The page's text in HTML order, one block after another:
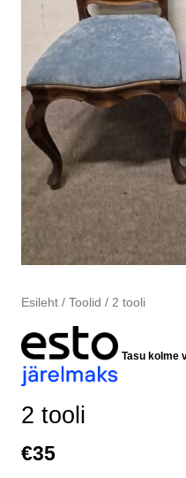
Esileht/ Toolid / 2 tooli
Tasu kolme
2 tooli
€35